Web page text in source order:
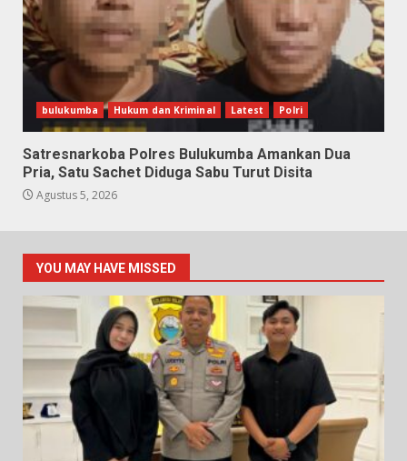
bulukumba Hukum dan Kriminal Latest Polri
Satresnarkoba Polres Bulukumba Amankan Dua
Pria, Satu Sachet Diduga Sabu Turut Disita
Agustus 5, 2026
YOU MAY HAVE MISSED